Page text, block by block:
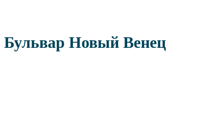
Бульвар Новый Венец